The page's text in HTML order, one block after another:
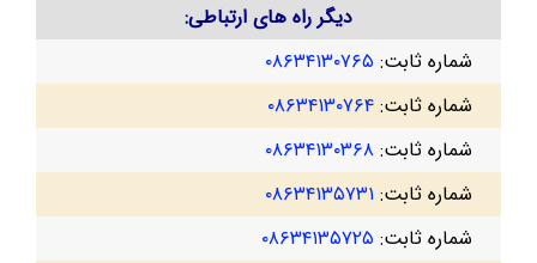
دیگر راه های ارتباطی:
شماره ثابت: ۰۸۶۳۴۱۳۰۷۶۵
شماره ثابت: ۰۸۶۳۴۱۳۰۷۶۴
شماره ثابت: ۰۸۶۳۴۱۳۰۳۶۸
شماره ثابت: ۰۸۶۳۴۱۳۵۷۳۱
شماره ثابت: ۰۸۶۳۴۱۳۵۷۲۵